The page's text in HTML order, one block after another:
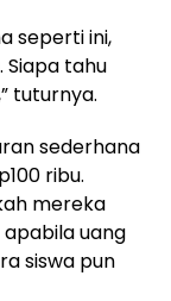
seperti ini,
tahu
tuturnya.
sederhana
ribu.
mereka
uang
siswa pun